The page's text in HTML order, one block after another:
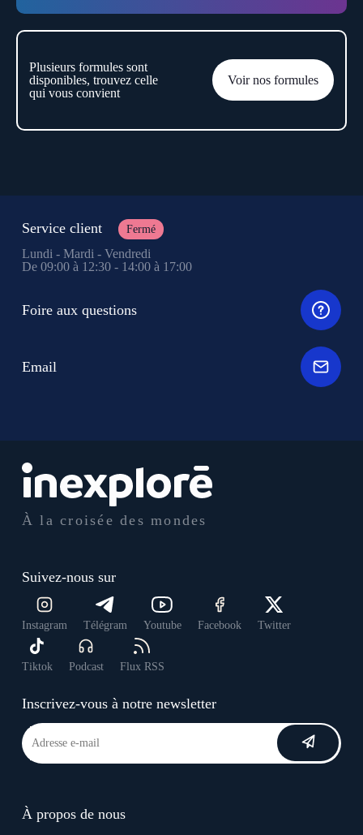
Plusieurs formules sont
disponibles, trouvez celle
qui vous convient
Voir nos formules
À la croisée des mondes
Suivez-nous sur
Instagram Télégram Youtube Facebook Twitter
Tiktok Podcast Flux RSS
Inscrivez-vous à notre newsletter
À propos de nous
Service client Fermé
Lundi - Mardi - Vendredi
De 09:00 à 12:30 - 14:00 à 17:00
Foire aux questions
Email